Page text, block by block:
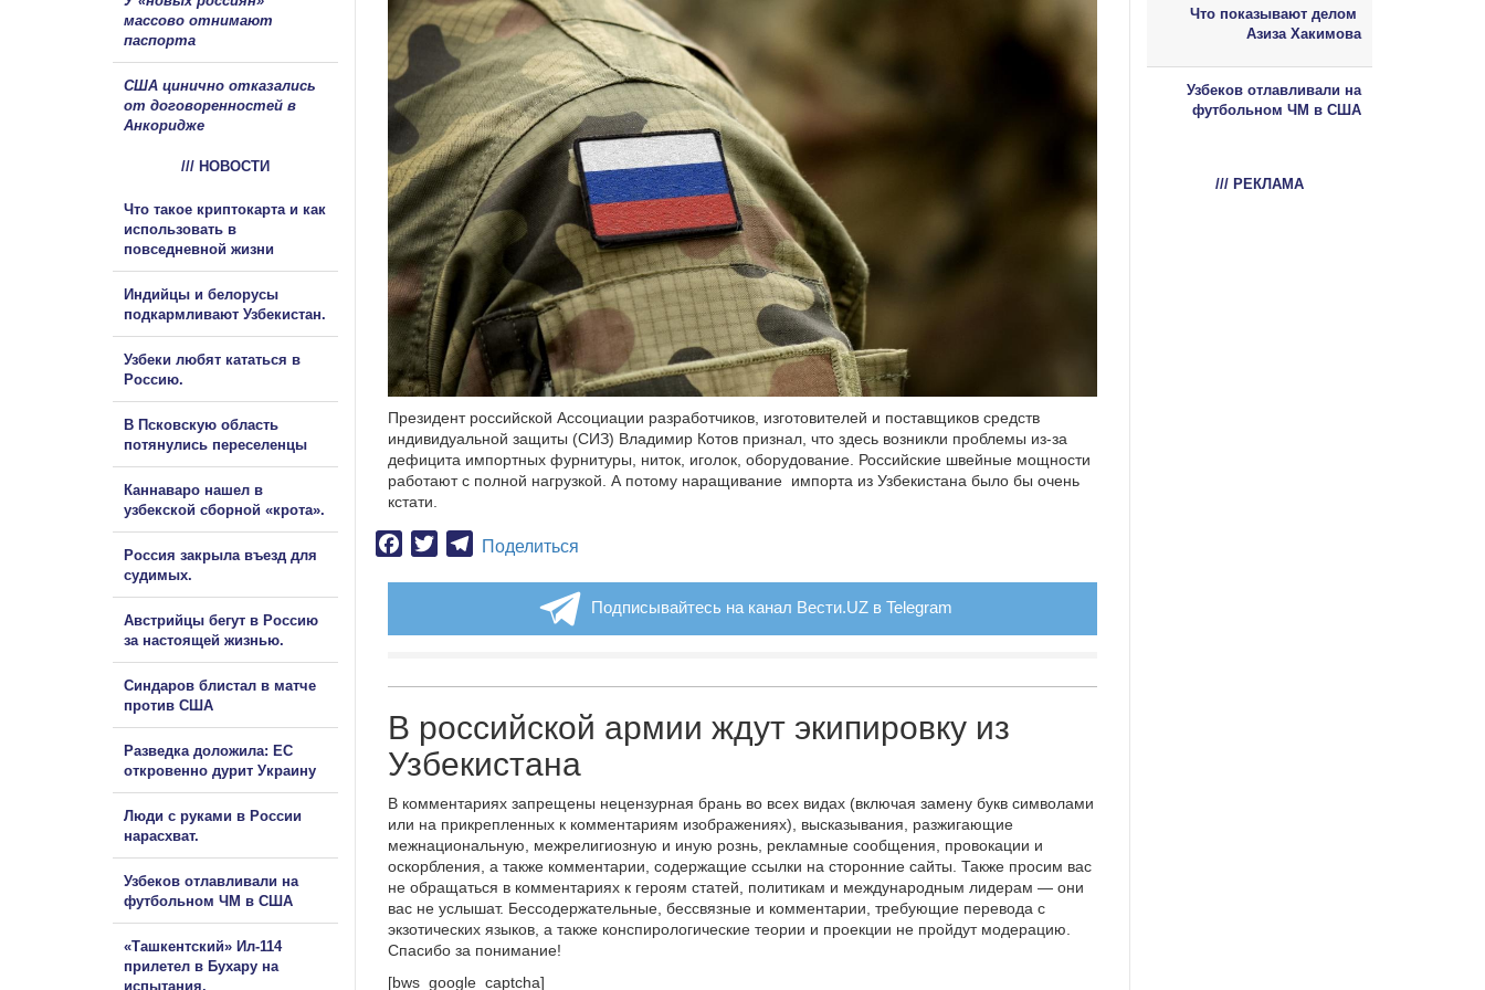
Президент российской Ассоциации разработчиков, изготовителей и поставщиков средств
индивидуальной защиты (СИЗ) Владимир Котов признал, что здесь возникли проблемы из-за
дефицита импортных фурнитуры, ниток, иголок, оборудование. Российские швейные мощности
работают с полной нагрузкой. А потому наращивание импорта из Узбекистана было бы очень
кстати.
Facebook
TwitterTelegram
Поделиться
Подписывайтесь на канал Вести.UZ в Telegram
В российской армии ждут экипировку из
Узбекистана
В комментариях запрещены нецензурная брань во всех видах (включая замену букв символами
или на прикрепленных к комментариям изображениях), высказывания, разжигающие
межнациональную, межрелигиозную и иную рознь, рекламные сообщения, провокации и
оскорбления, а также комментарии, содержащие ссылки на сторонние сайты. Также просим вас
не обращаться в комментариях к героям статей, политикам и международным лидерам — они
вас не услышат. Бессодержательные, бессвязные и комментарии, требующие перевода с
экзотических языков, а также конспирологические теории и проекции не пройдут модерацию.
Спасибо за понимание!
[bws_google_captcha]
массово отнимают
паспорта
США цинично отказались
от договоренностей в
Анкоридже
/// НОВОСТИ
Что такое криптокарта и как
использовать в
повседневной жизни
Индийцы и белорусы
подкармливают Узбекистан.
Узбеки любят кататься в
Россию.
В Псковскую область
потянулись переселенцы
Каннаваро нашел в
узбекской сборной «крота».
Россия закрыла въезд для
судимых.
Австрийцы бегут в Россию
за настоящей жизнью.
Синдаров блистал в матче
против США
Разведка доложила: ЕС
откровенно дурит Украину
Люди с руками в России
нарасхват.
Узбеков отлавливали на
футбольном ЧМ в США
«Ташкентский» Ил-114
прилетел в Бухару на
испытания.
Что показывают делом
Азиза Хакимова
Узбеков отлавливали на
футбольном ЧМ в США
/// РЕКЛАМА